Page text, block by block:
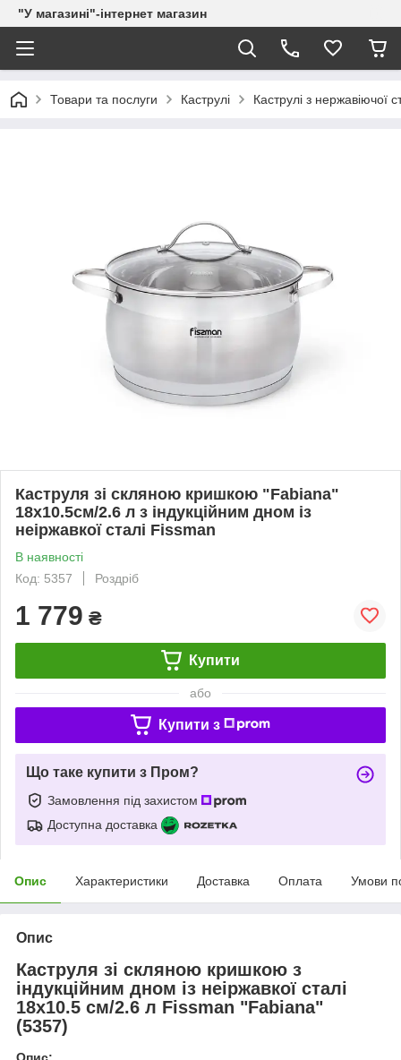
"У магазині"-інтернет магазин
Товари та послуги Каструлі Каструлі з нержавіючої
Каструля зі скляною кришкою "Fabiana"
18х10.5см/2.6 л з індукційним дном із
неіржавкої сталі Fissman
В наявності
Код: 5357
Роздріб
1 779 ₴
Купити
або
Купити з
Що таке купити з Пром?
Замовлення під захистом
Доступна доставка
Опис Характеристики Доставка Оплата Умови
Опис
Каструля зі скляною кришкою з
індукційним дном із неіржавкої сталі
18х10.5 см/2.6 л Fissman "Fabiana"
(5357)